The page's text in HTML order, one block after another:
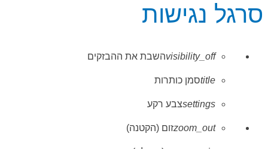
סרגל נגישות
visibility_offהשבת את ההבזקים
titleסמן כותרות
settingsצבע רקע
zoom_outזום (הקטנה)